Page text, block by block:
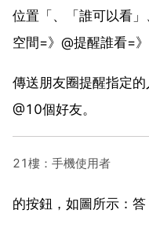
位置「、「誰可以看
空間=》@提醒誰看=
傳送朋友圈提醒指定
@10個好友。
21樓：手機使用者
的按鈕，如圖所示：答